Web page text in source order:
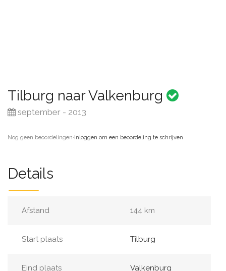
Tilburg naar Valkenburg
september - 2013
Nog geen beoordelingen·Inloggen om een beoordeling te schrijven
Details
Afstand 144 km
Start plaats Tilburg
Eind plaats Valkenburg